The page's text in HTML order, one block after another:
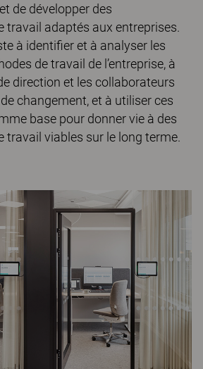
de développer des
travail adaptés aux entreprises.
à identifier et à analyser les
de travail de l’entreprise, à
direction et les collaborateurs
changement, et à utiliser ces
base pour donner vie à des
travail viables sur le long terme.